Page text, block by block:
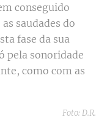
conseguido
saudades do
fase da sua
pela sonoridade
como com as
Foto: D.R.